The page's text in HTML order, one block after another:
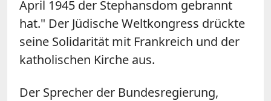
April 1945 der Stephansdom gebrannt
hat." Der Jüdische Weltkongress drückte
seine Solidarität mit Frankreich und der
katholischen Kirche aus.
Der Sprecher der Bundesregierung,